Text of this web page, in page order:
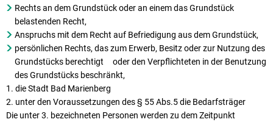
Rechts an dem Grundstück oder an einem das Grundstück
belastenden Recht,
Anspruchs mit dem Recht auf Befriedigung aus dem Grundstück,
persönlichen Rechts, das zum Erwerb, Besitz oder zur Nutzung des
Grundstücks berechtigt oder den Verpflichteten in der Benutzung
des Grundstücks beschränkt,
die Stadt Bad Marienberg
unter den Voraussetzungen des § 55 Abs.5 die Bedarfsträger
Die unter 3. bezeichneten Personen werden zu dem Zeitpunkt